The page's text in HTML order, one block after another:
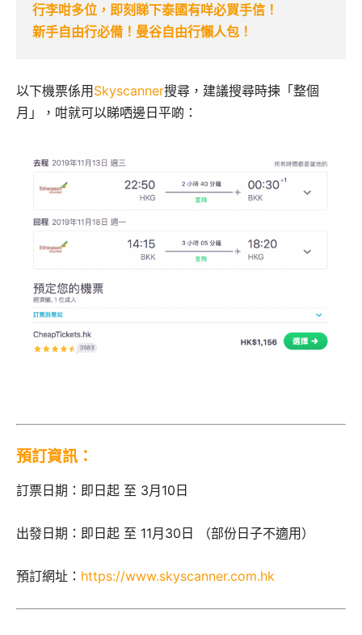
行李咁多位，即刻睇下泰國有咩必買手信！
新手自由行必備！曼谷自由行懶人包！
以下機票係用Skyscanner搜尋，建議搜尋時揀「整個
月」，咁就可以睇哂邊日平啲：
預訂資訊：
訂票日期：即日起 至 3月10日
出發日期：即日起 至 11月30日 （部份日子不適用）
預訂網址： https://www.skyscanner.com.hk